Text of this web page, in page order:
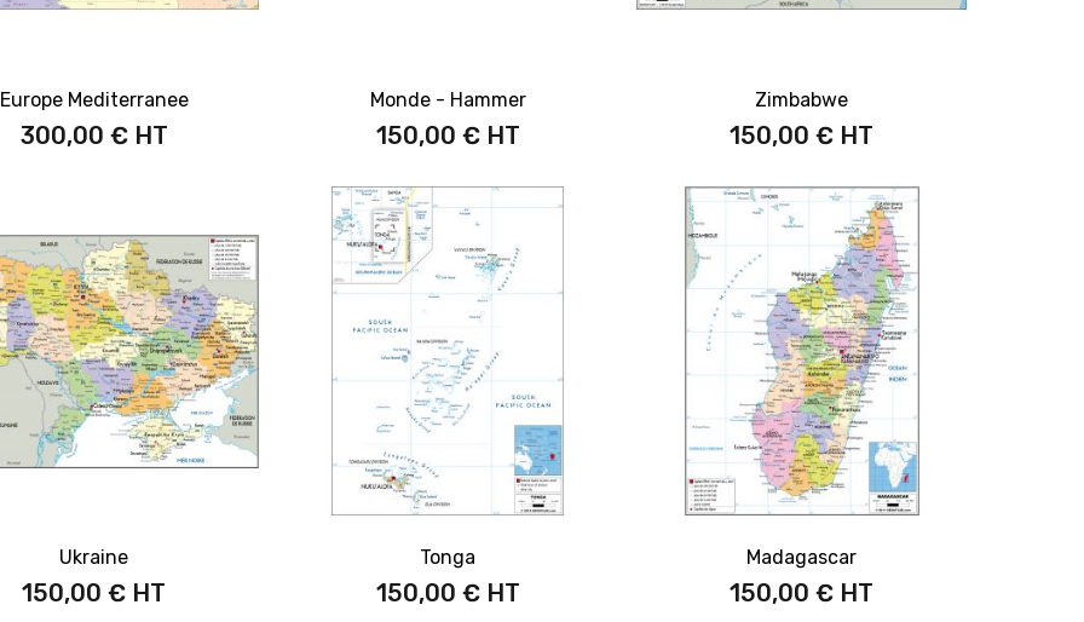
Europe Mediterranee
300,00 €
Monde - Hammer
150,00 €
Zimbabwe
150,00 €
Ukraine
150,00 €
Tonga
150,00 €
Madagascar
150,00 €